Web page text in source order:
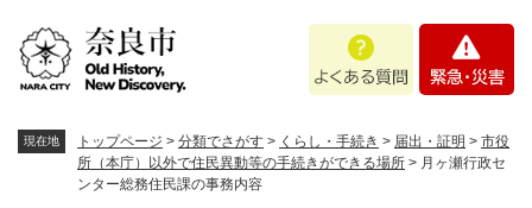
あ
問
・
現在地 トップページ > 分類でさがす > くらし・手続き > 届出・証明 > 市役
所（本庁）以外で住民異動等の手続きができる場所 > 月ヶ瀬行政セ
ンター総務住民課の事務内容